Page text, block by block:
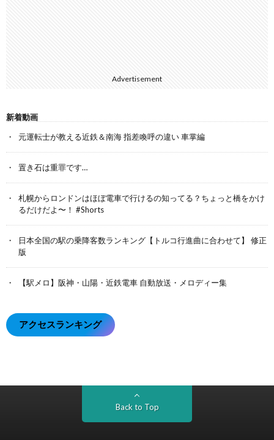
Advertisement
新着動画
元運転士が教える近鉄＆南海 指差喚呼の違い 車掌編
置き石は重罪です…
札幌からロンドンはほぼ電車で行けるの知ってる？ちょっと橋をかけ
るだけだよ〜！ #Shorts
日本全国の駅の乗降客数ランキング【トルコ行進曲に合わせて】 修正
版
【駅メロ】阪神・山陽・近鉄電車 自動放送・メロディー集
アクセスランキング
Back to Top